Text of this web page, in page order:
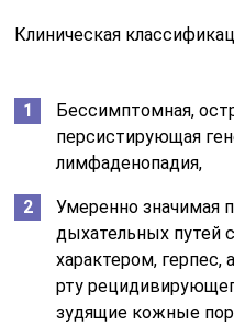
Клиническая
Бессимптомная,
персистирующая
лимфаденопадия,
Умеренно значимая
дыхательных
характером, герпес,
рту
зудящие кожные